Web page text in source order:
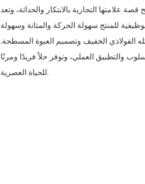
علامتها التجارية بالابتكار والحداثة، وتعد
للمنتج سهولة الحركة والمتانة وسهولة
الفولاذي الخفيف وتصميم العبوة المسطحة.
والتطبيق العملي، وتوفر حلاً فريدًا ومرنًا
للحياة العصرية.